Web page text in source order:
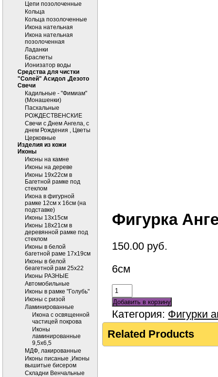
Цепи позолоченные
Кольца
Кольца позолоченные
Икона нательная
Икона нательная
позолоченная
Ладанки
Браслеты
Ионизатор воды
Средства для чистки
"Солей" Асидол ,Дезото
Cвечи
Кадильные - "Фимиам"
(Монашенки)
Пасхальные
РОЖДЕСТВЕНСКИЕ
Свечи с Днем Ангела, с
днем Рождения , Цветы
Церковные
Изделия из кожи
Иконы
Иконы на камне
Иконы на дереве
Иконы 19х22см в
Багетной рамке под
стеклом
Икона в фигурной
рамке 12см х 16см (на
подставке)
Иконы 13х15см
Иконы 18х21см в
деревянной рамке под
стеклом
Иконы в белой
багетной раме 17х19см
Иконы в белой
беагетной рам 25х22
Иконы РАЗНЫЕ
Автомобильные
Иконы в рамке "Голубь"
Иконы с ризой
Ламинированные
Икона с освященной
частицей покрова
Иконы
ламинированные
9,5х6,5
МДФ, лакированные
Иконы писаные ,Иконы
вышитые бисером
Складни Венчальные
Фигурка
150.00 руб.
6см
Добавить в корзину
Категория: Фигурки
Related Products